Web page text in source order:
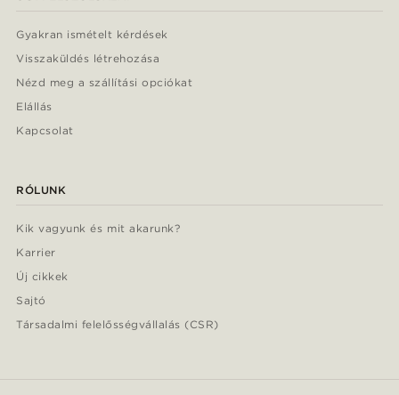
Gyakran ismételt kérdések
Visszaküldés létrehozása
Nézd meg a szállítási opciókat
Elállás
Kapcsolat
RÓLUNK
Kik vagyunk és mit akarunk?
Karrier
Új cikkek
Sajtó
Társadalmi felelősségvállalás (CSR)